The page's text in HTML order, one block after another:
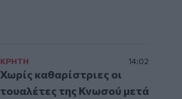
ΚΡΗΤΗ 14:02
Χωρίς καθαρίστριες οι
τουαλέτες της Κνωσού μετά